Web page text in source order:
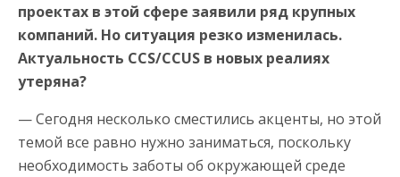
проектах в этой сфере заявили ряд крупных
компаний. Но ситуация резко изменилась.
Актуальность ССS/CCUS в новых реалиях
утеряна?
— Сегодня несколько сместились акценты, но этой
темой все равно нужно заниматься, поскольку
необходимость заботы об окружающей среде